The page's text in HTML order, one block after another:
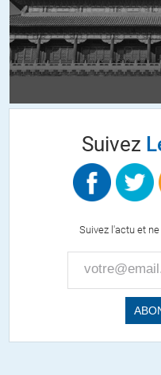
Orient on beaucoup
+1
dessous duquel nous
ces sites de comptage
chiffres sont faux et ce
Suivez
Suivez l'actu et